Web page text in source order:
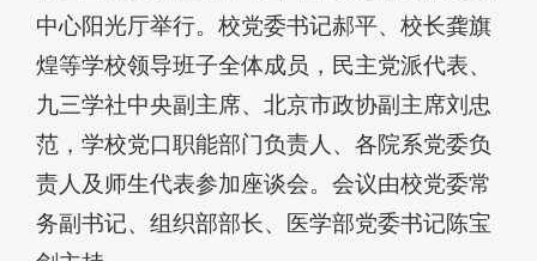
中心阳光厅举行。校党委书记郝平、校长龚旗
煌等学校领导班子全体成员，民主党派代表、
九三学社中央副主席、北京市政协副主席刘忠
范，学校党口职能部门负责人、各院系党委负
责人及师生代表参加座谈会。会议由校党委常
务副书记、组织部部长、医学部党委书记陈宝